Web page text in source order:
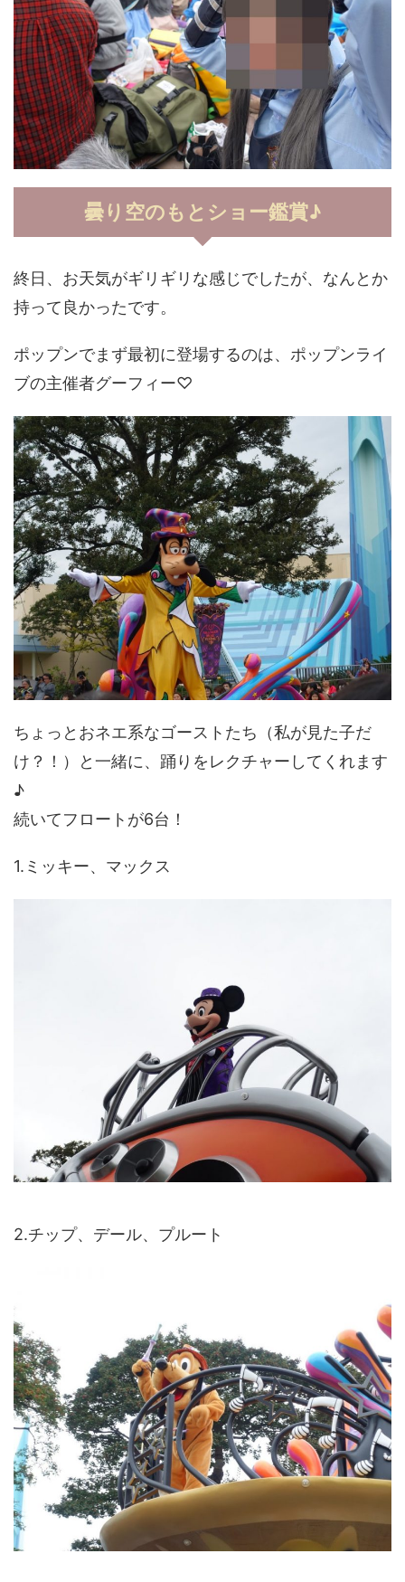
曇り空のもとショー鑑賞♪
終日、お天気がギリギリな感じでしたが、なんとか
持って良かったです。
ポップンでまず最初に登場するのは、ポップンライ
ブの主催者グーフィー♡
ちょっとおネエ系なゴーストたち（私が見た子だ
け？！）と一緒に、踊りをレクチャーしてくれます
♪
続いてフロートが6台！
1.ミッキー、マックス
2.チップ、デール、プルート